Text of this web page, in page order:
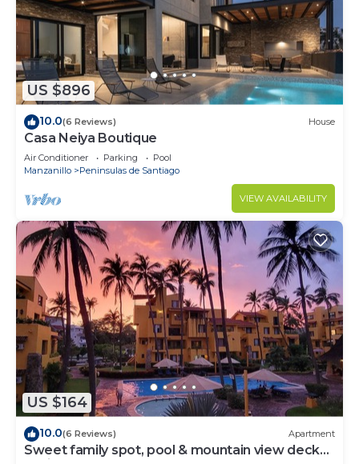
US $896
10.0(6 Reviews) House
Casa Neiya Boutique
Air Conditioner Parking
Pool
Manzanillo
Peninsulas de Santiago
VIEW AVAILABILITY
US $164
10.0(6 Reviews) Apartment
Sweet family spot, pool & mountain view decks,